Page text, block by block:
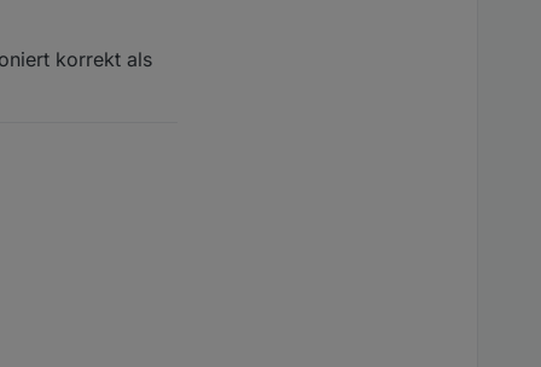
korrekt als